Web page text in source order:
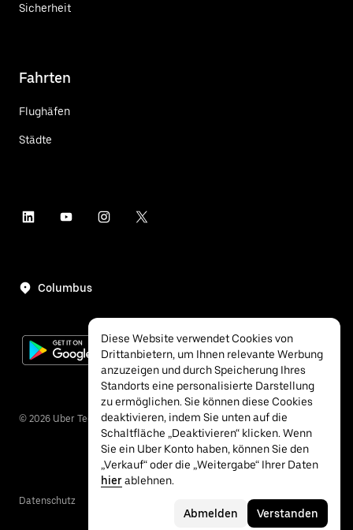
Sicherheit
Fahrten
Flughäfen
Städte
Columbus
© 2026 Uber Technologies Inc.
Datenschutz
Diese Website verwendet Cookies von
Drittanbietern, um Ihnen relevante Werbung
anzuzeigen und durch Speicherung Ihres
Standorts eine personalisierte Darstellung
zu ermöglichen. Sie können diese Cookies
deaktivieren, indem Sie unten auf die
Schaltfläche „Deaktivieren“ klicken. Wenn
Sie ein Uber Konto haben, können Sie den
„Verkauf“ oder die „Weitergabe“ Ihrer Daten
hierablehnen.
Abmelden Verstanden